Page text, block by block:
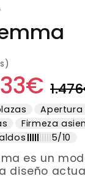
Firmeza
5/10
es un
diseño